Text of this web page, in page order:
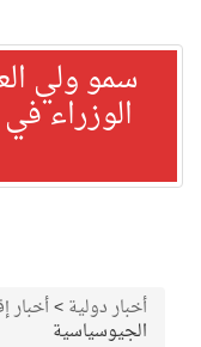
سمو ولي
الوزراء
أخبار دولية>أخبار
الجيوسياسية